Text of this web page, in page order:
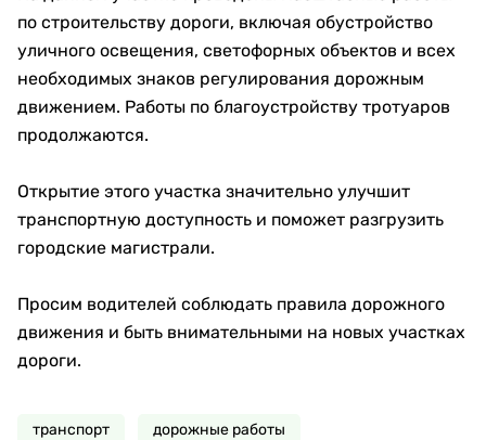
по строительству дороги, включая обустройство
уличного освещения, светофорных объектов и всех
необходимых знаков регулирования дорожным
движением. Работы по благоустройству тротуаров
продолжаются.
Открытие этого участка значительно улучшит
транспортную доступность и поможет разгрузить
городские магистрали.
Просим водителей соблюдать правила дорожного
движения и быть внимательными на новых участках
дороги.
транспорт дорожные работы